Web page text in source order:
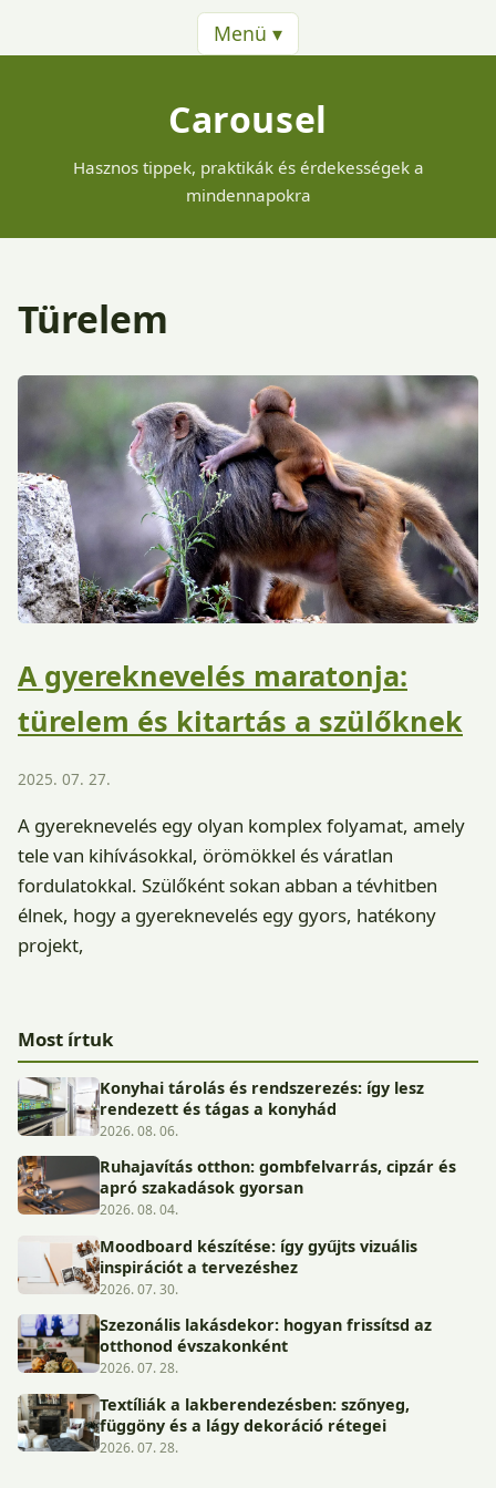
Menü ▾
Carousel
Hasznos tippek, praktikák és érdekességek a
mindennapokra
Türelem
A gyereknevelés maratonja:
türelem és kitartás a szülőknek
2025. 07. 27.
A gyereknevelés egy olyan komplex folyamat, amely
tele van kihívásokkal, örömökkel és váratlan
fordulatokkal. Szülőként sokan abban a tévhitben
élnek, hogy a gyereknevelés egy gyors, hatékony
projekt,
Most írtuk
Konyhai tárolás és rendszerezés: így lesz
rendezett és tágas a konyhád
2026. 08. 06.
Ruhajavítás otthon: gombfelvarrás, cipzár és
apró szakadások gyorsan
2026. 08. 04.
Moodboard készítése: így gyűjts vizuális
inspirációt a tervezéshez
2026. 07. 30.
Szezonális lakásdekor: hogyan frissítsd az
otthonod évszakonként
2026. 07. 28.
Textíliák a lakberendezésben: szőnyeg,
függöny és a lágy dekoráció rétegei
2026. 07. 28.